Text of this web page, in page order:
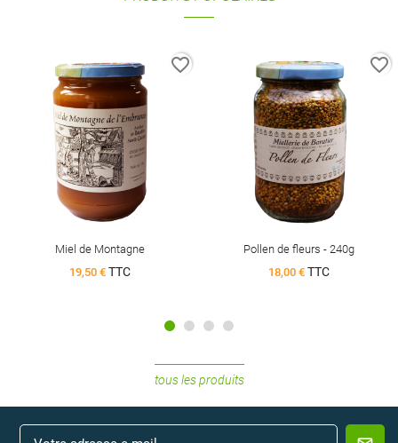
Miel de Montagne
19,50 €TTC
favorite_border
Pollen de fleurs - 240g
18,00 €TTC
favorite_border
tous les produits